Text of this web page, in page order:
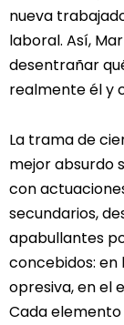
nueva
laboral. Así,
desentrañar
realmente él y
La trama de
mejor absurdo
con
secundarios,
apabullantes
concebidos: en
opresiva, en el
Cada